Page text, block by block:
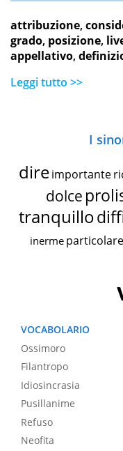
attribuzione,
grado, posizione,
appellativo,
Leggi tutto >>
I
dire importante
dolce
tranquillo
inerme particolare
VOCABOLARIO
Ossimoro
Filantropo
Idiosincrasia
Pusillanime
Refuso
Neofita